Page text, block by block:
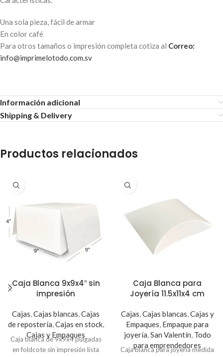
Una sola pieza, fácil de armar
En color café
Para otros tamaños o impresión completa cotiza al Correo:
info@imprimelotodo.com.sv
Información adicional
Shipping & Delivery
Productos relacionados
Caja Blanca 9x9x4″ sin
impresión
Cajas,Cajas blancas,Cajas
de repostería,Cajas en stock,
Cajas y Empaques
Caja blanca de 9x9x4 pulgadas
en foldcote sin impresión lista
Caja Blanca para
Joyería 11.5x11x4 cm
Cajas,Cajas blancas,Cajas y
Empaques, Empaque para
joyería,San Valentín, Todo
para emprendedores
Caja blanca para joyería medida